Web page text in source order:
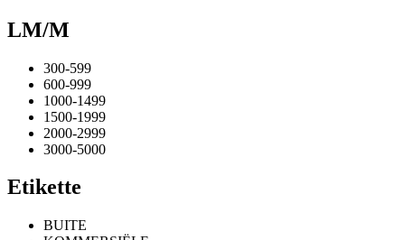
LM/M
300-599
600-999
1000-1499
1500-1999
2000-2999
3000-5000
Etikette
BUITE